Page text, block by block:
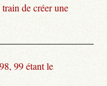
de créer une
99 étant le